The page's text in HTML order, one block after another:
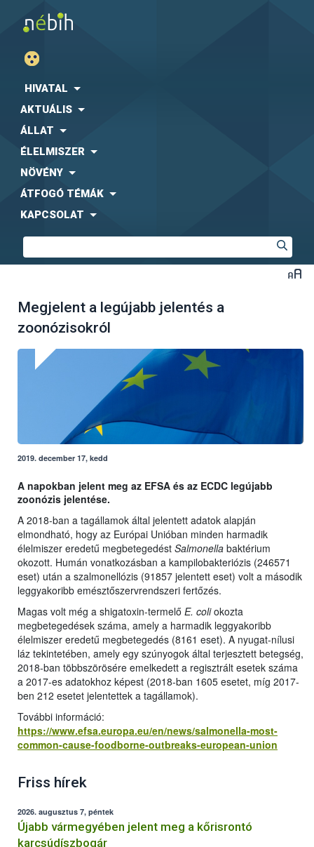
HIVATAL
AKTUÁLIS
ÁLLAT
ÉLELMISZER
NÖVÉNY
ÁTFOGÓ TÉMÁK
KAPCSOLAT
Megjelent a legújabb jelentés a
zoonózisokról
2019. december 17, kedd
A napokban jelent meg az EFSA és az ECDC legújabb
zoonózis jelentése.
A 2018-ban a tagállamok által jelentett adatok alapján
elmondható, hogy az Európai Unióban minden harmadik
élelmiszer eredetű megbetegedést Salmonella baktérium
okozott. Humán vonatkozásban a kampilobakteriózis (246571
eset) után a szalmonellózis (91857 jelentett eset) volt a második
leggyakoribb emésztőszervrendszeri fertőzés.
​Magas volt még a shigatoxin-termelő E. coliokozta
megbetegedések száma, amely a harmadik leggyakoribb
élelmiszer eredetű megbetegedés (8161 eset). A nyugat-nílusi
láz tekintetében, amely egy szúnyogok által terjesztett betegség,
2018-ban többszörösére emelkedett a regisztrált esetek száma
a 2017-es adatokhoz képest (2018-ban 1605 esetet, míg 2017-
ben 212 esetet jelentettek a tagállamok).
További információ:
https://www.efsa.europa.eu/en/news/salmonella-most-
common-cause-foodborne-outbreaks-european-union
Friss hírek
2026. augusztus 7, péntek
Újabb vármegyében jelent meg a kőrisrontó
karcsúdíszbogár